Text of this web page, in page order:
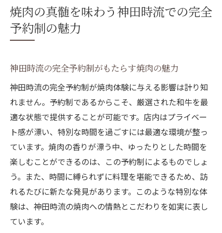
焼肉の真髄を味わう神田時流での完全
予約制の魅力
神田時流の完全予約制がもたらす焼肉の魅力
神田時流の完全予約制が焼肉体験に与える影響は計り知
れません。予約制であるからこそ、厳選された和牛を最
適な状態で提供することが可能です。店内はプライベー
ト感が漂い、特別な時間を過ごすには最適な環境が整っ
ています。焼肉の香りが漂う中、ゆったりとした時間を
楽しむことができるのは、この予約制によるものでしょ
う。また、時間に縛られずに料理を堪能できるため、訪
れるたびに新たな発見があります。このような特別な体
験は、神田時流の焼肉への情熱とこだわりを如実に表し
ています。